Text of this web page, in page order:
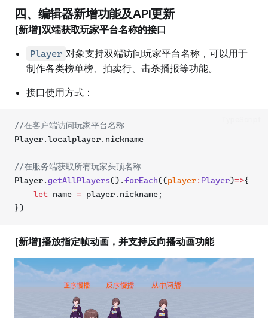
四、编辑器新增功能及API更新
[新增]双端获取玩家平台名称的接口
Player 对象支持双端访问玩家平台名称，可以用于
制作各类榜单榜、拍卖行、击杀播报等功能。
接口使用方式：
//在客户端访问玩家平台名称
Player.localplayer.nickname
//在服务端获取所有玩家头顶名称
Player.getAllPlayers().forEach((player: Player)=>{
let name = player.nickname;
})
[新增]播放指定帧动画，并支持反向播动画功能